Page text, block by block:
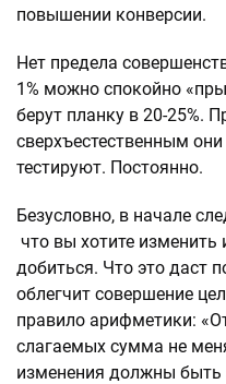
повышении конверсии.
Нет предела
1% можно спокойно
берут планку в 20-25%.
сверхъестественным
тестируют. Постоянно.
Безусловно, в начале
что вы хотите изменить
добиться. Что это даст
облегчит совершение
правило арифметики:
слагаемых сумма не
изменения должны